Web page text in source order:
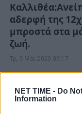
NET TIME - Do
Information
αδερφή της
μπροστά στα
ζωή.
Τρ, 9 Μάι 2023 09:17
Σε σοκ βρίσκεται η